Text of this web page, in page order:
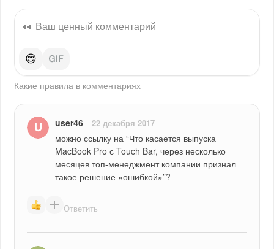
😊
Какие правила в комментариях
user46 22 декабря 2017
можно ссылку на “Что касается выпуска
MacBook Pro с Touch Bar, через несколько
месяцев топ-менеджмент компании признал
такое решение «ошибкой»”?
Ответить